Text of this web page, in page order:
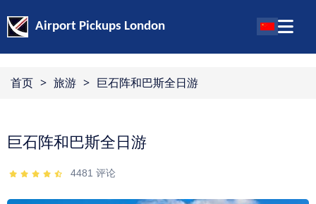
Airport Pickups London
首页 > 旅游 > 巨石阵和巴斯全日游
巨石阵和巴斯全日游
4481 评论